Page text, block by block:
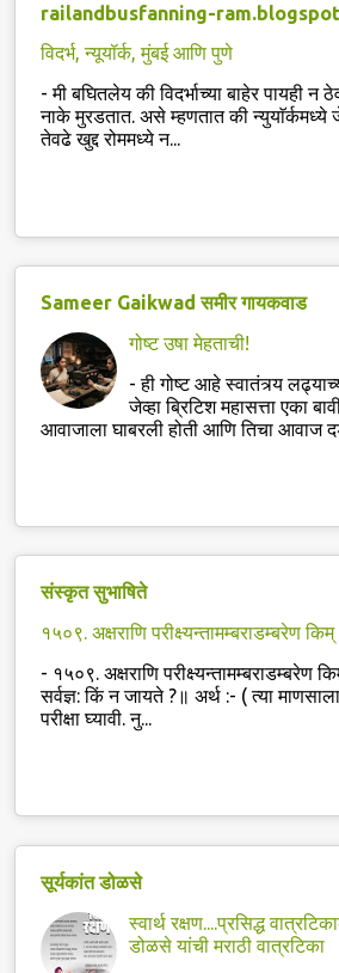
railandbusfanning-
विदर्भ, न्यूयॉर्क, मुंबई आणि पुणे
-मी बघितलेय की विदर्भाच्या बाहेर पायही
नाके मुरडतात. असे म्हणतात की
तेवढे खुद्द रोममध्ये न...
Sameer Gaikwad समीर गायकवाड
गोष्ट उषा मेहताची!
-ही गोष्ट आहे स्वातंत्र्य
जेव्हा ब्रिटिश महासत्ता एका
आवाजाला घाबरली होती आणि तिचा आवाज
संस्कृत सुभाषिते
१५०९. अक्षराणि परीक्ष्यन्तामम्बराडम्बरेण किम्
- १५०९. अक्षराणि परीक्ष्यन्तामम्बराडम्बरेण
सर्वज्ञ: किं न जायते ?॥ अर्थ :- ( त्या
परीक्षा घ्यावी. नु...
सूर्यकांत डोळसे
स्वार्थ रक्षण....प्रसिद्ध
डोळसे यांची मराठी वात्रटिका